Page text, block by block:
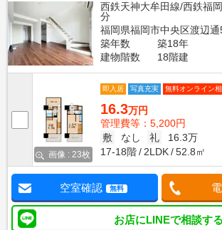
西鉄天神大牟田線/西鉄福
分
福岡県福岡市中央区渡辺通
築年数
築18年
建物階数
18階建
画像 : 23枚
即入居 写真充実 無料オンライン
16.3万円
管理費等：5,200円
敷
なし 礼
16.3万
17-18階
2LDK 52.8㎡
空室確認 無料
お店にLINEで相談する